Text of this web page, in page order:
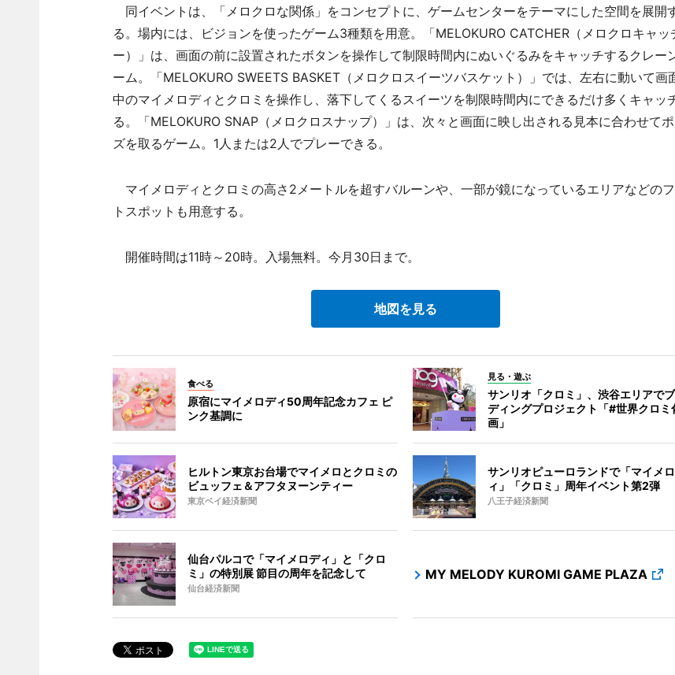
同イベントは、「メロクロな関係」をコンセプトに、ゲームセンターをテーマにした空間を展開
る。場内には、ビジョンを使ったゲーム3種類を用意。「MELOKURO CATCHER（メロクロキャッ
ー）」は、画面の前に設置されたボタンを操作して制限時間内にぬいぐるみをキャッチするクレー
ーム。「MELOKURO SWEETS BASKET（メロクロスイーツバスケット）」では、左右に動いて画
中のマイメロディとクロミを操作し、落下してくるスイーツを制限時間内にできるだけ多くキャッ
る。「MELOKURO SNAP（メロクロスナップ）」は、次々と画面に映し出される見本に合わせて
ズを取るゲーム。1人または2人でプレーできる。
マイメロディとクロミの高さ2メートルを超すバルーンや、一部が鏡になっているエリアなどの
トスポットも用意する。
開催時間は11時～20時。入場無料。今月30日まで。
地図を見る
食べる
原宿にマイメロディ50周年記念カフェ ピ
ンク基調に
見る・遊ぶ
サンリオ「クロミ」、渋谷エリアで
ディングプロジェクト「#世界クロミ
画」
ヒルトン東京お台場でマイメロとクロミの
ビュッフェ＆アフタヌーンティー
東京ベイ経済新聞
サンリオピューロランドで「マイメ
ィ」「クロミ」周年イベント第2弾
八王子経済新聞
仙台パルコで「マイメロディ」と「クロ
ミ」の特別展 節目の周年を記念して
仙台経済新聞
MY MELODY KUROMI GAME PLAZA